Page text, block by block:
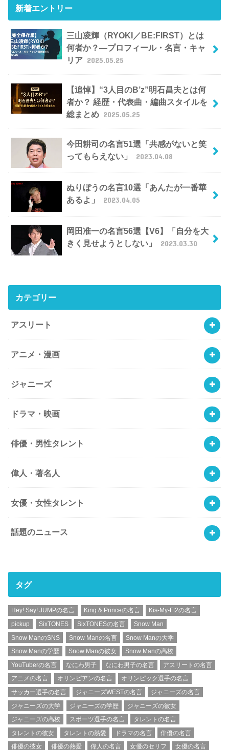
新着エントリー
三山凌輝（RYOKI／BE:FIRST）とは
何者か？―プロフィール・名言・キャ
リア 2025.05.25
【追悼】“3人目のB’z”明石昌夫とは何
者か？ 経歴・代表曲・編曲スタイルを
総まとめ 2025.05.25
今田耕司の名言51選「共感がないと笑
ってもらえない」
2023.04.08
ぬりぼうの名言10選「あんたが一番華
あるよ」
2023.04.05
岡田准一の名言56選【V6】「自分を大
きく見せようとしない」
2023.03.30
カテゴリー
アスリート
アニメ・漫画
ジャニーズ
ドラマ・映画
俳優・男性タレント
偉人・著名人
女優・女性タレント
話題のニュース
タグ
Hey! Say! JUMPの名言 King & Princeの名言
Kis-My-Ft2の名言
pickup
SixTONES SixTONESの名言
Snow Man
Snow ManのSNS
Snow Manの名言
Snow Manの大学
Snow Manの学歴
Snow Manの彼女
Snow Manの高校
YouTuberの名言
なにわ男子 なにわ男子の名言
アスリートの名言
アニメの名言
オリンピアンの名言
オリンピック選手の名言
サッカー選手の名言
ジャニーズWESTの名言
ジャニーズの名言
ジャニーズの大学
ジャニーズの学歴
ジャニーズの彼女
ジャニーズの高校
スポーツ選手の名言
タレントの名言
タレントの彼女
タレントの熱愛 ドラマの名言
俳優の名言
俳優の彼女
俳優の熱愛 偉人の名言 女優のセリフ 女優の名言